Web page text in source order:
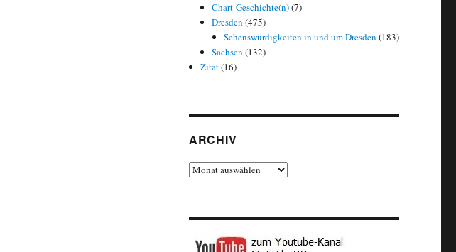
Chart-Geschichte(n)(7)
Dresden (475)
Sehenswürdigkeiten in und um Dresden (183)
Sachsen (132)
Zitat(16)
ARCHIV
Archiv